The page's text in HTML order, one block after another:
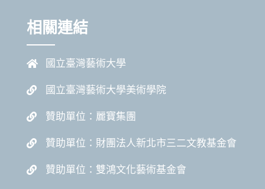
相關連結
國立臺灣藝術大學
國立臺灣藝術大學美術學院
贊助單位：麗寶集團
贊助單位：財團法人新北市三二文教基金會
贊助單位：雙鴻文化藝術基金會